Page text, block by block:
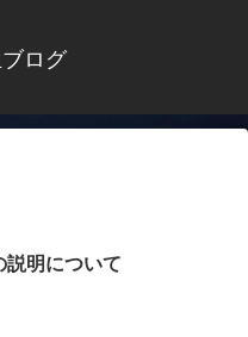
ログ
説明について